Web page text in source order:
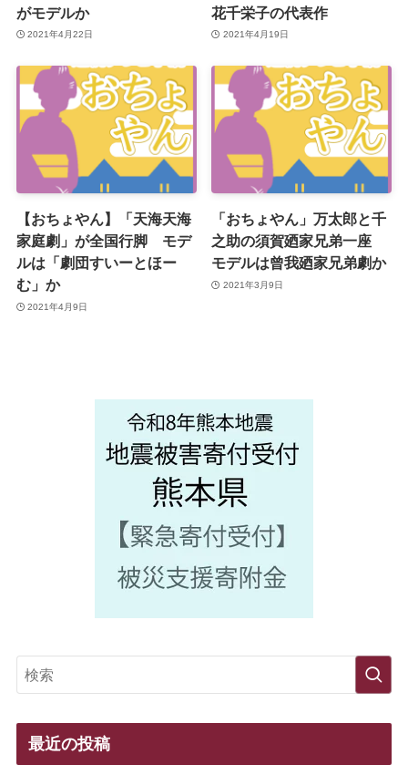
がモデルか
2021年4月22日
花千栄子の代表作
2021年4月19日
【おちょやん】「天海天海
家庭劇」が全国行脚 モデ
ルは「劇団すいーとほー
む」か
2021年4月9日
「おちょやん」万太郎と千
之助の須賀廼家兄弟一座
モデルは曾我廼家兄弟劇か
2021年3月9日
最近の投稿